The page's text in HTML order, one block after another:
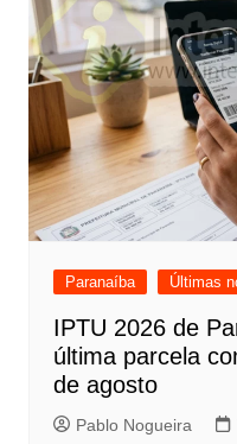
Paranaíba Últimas
IPTU 2026 de
última parcela
de agosto
Pablo Nogueira